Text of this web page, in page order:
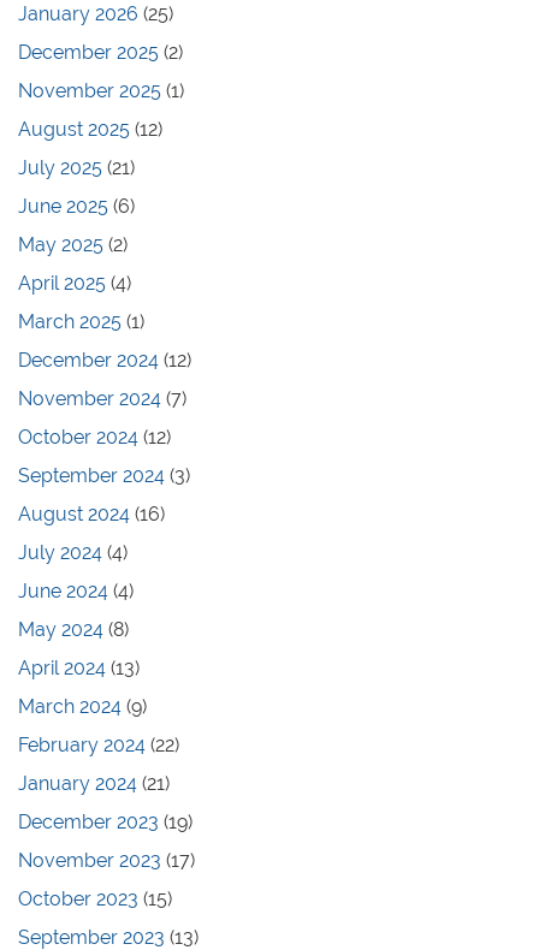
January 2026 (25)
December 2025 (2)
November 2025 (1)
August 2025 (12)
July 2025 (21)
June 2025 (6)
May 2025 (2)
April 2025 (4)
March 2025 (1)
December 2024 (12)
November 2024 (7)
October 2024 (12)
September 2024 (3)
August 2024 (16)
July 2024 (4)
June 2024 (4)
May 2024 (8)
April 2024 (13)
March 2024 (9)
February 2024 (22)
January 2024 (21)
December 2023 (19)
November 2023 (17)
October 2023 (15)
September 2023 (13)